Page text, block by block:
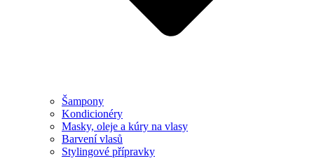
Šampony
Kondicionéry
Masky, oleje a kúry na vlasy
Barvení vlasů
Stylingové přípravky